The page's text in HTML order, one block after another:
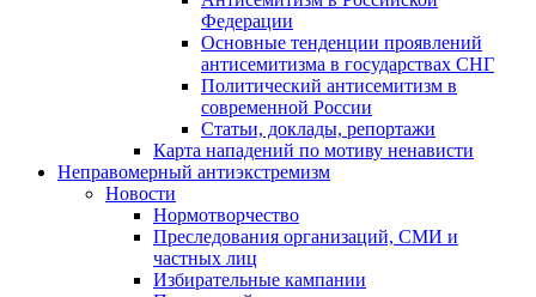
Федерации
Основные тенденции проявлений
антисемитизма в государствах СНГ
Политический антисемитизм в
современной России
Статьи, доклады, репортажи
Карта нападений по мотиву ненависти
Неправомерный антиэкстремизм
Новости
Нормотворчество
Преследования организаций, СМИ и
частных лиц
Избирательные кампании